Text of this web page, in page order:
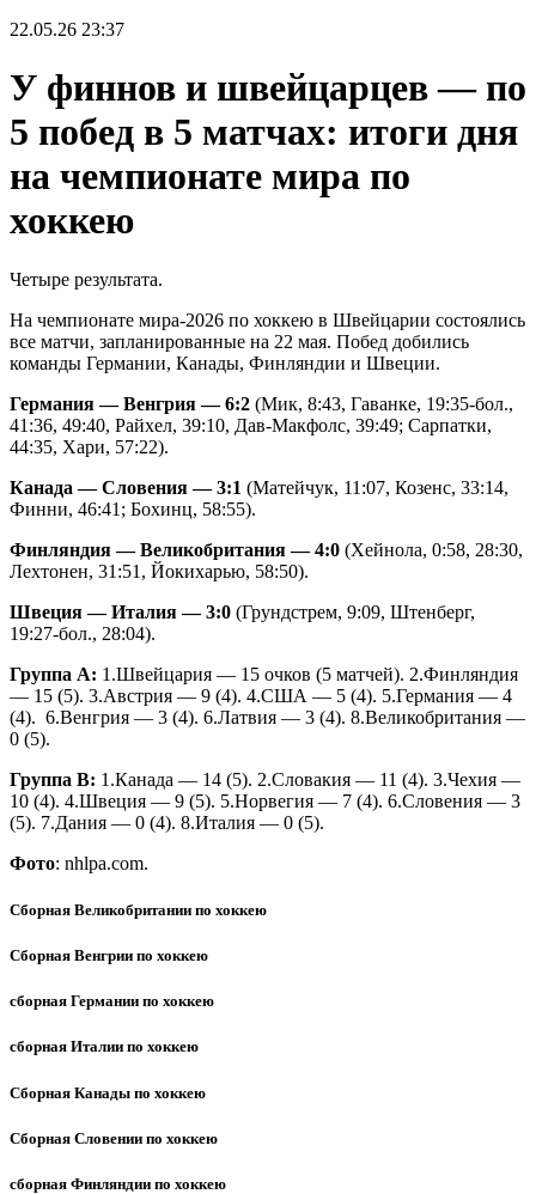
22.05.26 23:37
У финнов и швейцарцев — по
5 побед в 5 матчах: итоги дня
на чемпионате мира по
хоккею
Четыре результата.
На чемпионате мира-2026 по хоккею в Швейцарии состоялись
все матчи, запланированные на 22 мая. Побед добились
команды Германии, Канады, Финляндии и Швеции.
Германия — Венгрия — 6:2 (Мик, 8:43, Гаванке, 19:35-бол.,
41:36, 49:40, Райхел, 39:10, Дав-Макфолс, 39:49; Сарпатки,
44:35, Хари, 57:22).
Канада — Словения — 3:1 (Матейчук, 11:07, Козенс, 33:14,
Финни, 46:41; Бохинц, 58:55).
Финляндия — Великобритания — 4:0 (Хейнола, 0:58, 28:30,
Лехтонен, 31:51, Йокихарью, 58:50).
Швеция — Италия — 3:0 (Грундстрем, 9:09, Штенберг,
19:27-бол., 28:04).
Группа А: 1.Швейцария — 15 очков (5 матчей). 2.Финляндия
— 15 (5). 3.Австрия — 9 (4). 4.США — 5 (4). 5.Германия — 4
(4). 6.Венгрия — 3 (4). 6.Латвия — 3 (4). 8.Великобритания —
0 (5).
Группа В: 1.Канада — 14 (5). 2.Словакия — 11 (4). 3.Чехия —
10 (4). 4.Швеция — 9 (5). 5.Норвегия — 7 (4). 6.Словения — 3
(5). 7.Дания — 0 (4). 8.Италия — 0 (5).
Фото: nhlpa.com.
Сборная Великобритании по хоккею
Сборная Венгрии по хоккею
сборная Германии по хоккею
сборная Италии по хоккею
Сборная Канады по хоккею
Сборная Словении по хоккею
сборная Финляндии по хоккею